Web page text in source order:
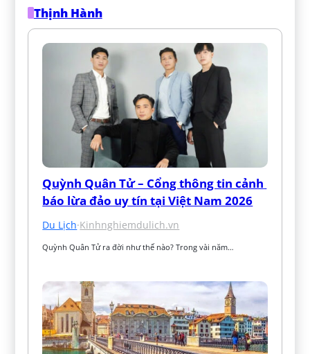
Thịnh Hành
Quỳnh Quân Tử – Cổng thông tin cảnh
báo lừa đảo uy tín tại Việt Nam 2026
Du Lịch·Kinhnghiemdulich.vn
Quỳnh Quân Tử ra đời như thế nào? Trong vài năm…